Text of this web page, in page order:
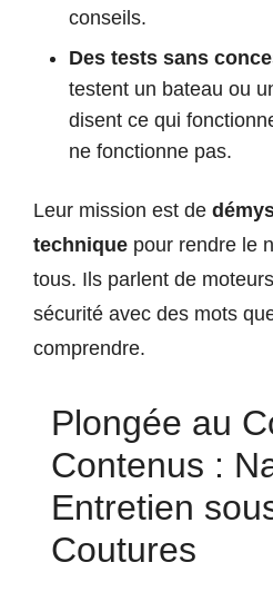
conseils.
Des tests sans
testent un bateau ou
disent ce qui
ne fonctionne pas.
Leur mission est de
technique pour rendre le
tous. Ils parlent de
sécurité avec des mots
comprendre.
Plongée au
Contenus :
Entretien
Coutures